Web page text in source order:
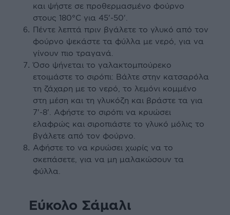
και ψήστε σε προθερμασμένο φούρνο
στους 180°C για 45'-50'.
Πέντε λεπτά πριν βγάλετε το γλυκό από τον
φούρνο ψεκάστε τα φύλλα με νερό, για να
γίνουν πιο τραγανά.
Όσο ψήνεται το γαλακτομπούρεκο
ετοιμάστε το σιρόπι: Βάλτε στην κατσαρόλα
τη ζάχαρη με το νερό, το λεμόνι κομμένο
στη μέση και τη γλυκόζη και βράστε τα για
7'-8'. Αφήστε το σιρόπι να κρυώσει
ελαφρώς και σιροπιάστε το γλυκό μόλις το
βγάλετε από τον φούρνο.
Αφήστε το να κρυώσει χωρίς να το
σκεπάσετε, για να μη μαλακώσουν τα
φύλλα.
Εύκολο Σάµαλι